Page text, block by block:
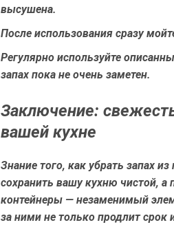
высушена.
После использования сразу
Регулярно используйте
запах пока не очень заметен.
Заключение:
вашей кухне
Знание того, как убрать запах
сохранить вашу кухню чистой,
контейнеры — незаменимый
за ними не только продлит